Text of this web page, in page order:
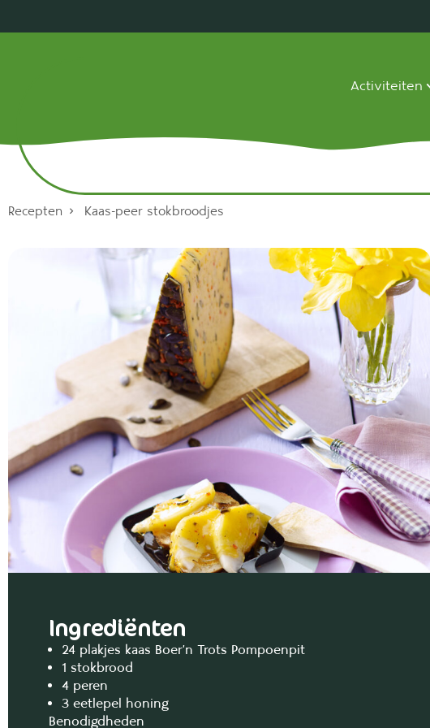
Activiteiten
Recepten Kaas-peer stokbroodjes
Ingrediënten
24 plakjes kaas Boer’n Trots Pompoenpit
1 stokbrood
4 peren
3 eetlepel honing
Benodigdheden